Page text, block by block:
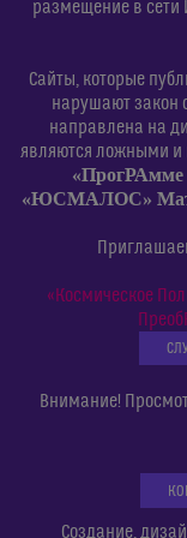
размещение в сети
Сайты, которые
нарушают закон
направлена на
являются ложными и
«ПрогРАмме
«ЮСМАЛОС»
«Космическое
Внимание!
Создание,